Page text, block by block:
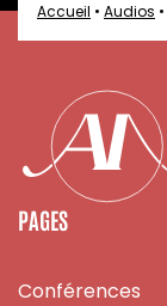
Accueil • Audios •
PAGES
Conférences